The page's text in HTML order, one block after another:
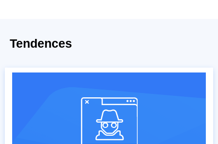
Tendences